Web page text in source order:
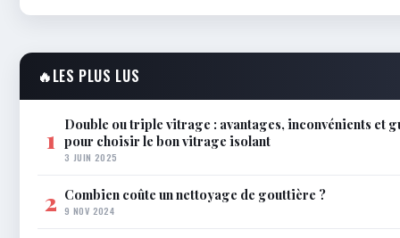
🔥LES PLUS LUS
1 Double ou triple vitrage : avantages, inconvénients et
pour choisir le bon vitrage isolant
3 JUIN 2025
2 Combien coûte un nettoyage de gouttière ?
9 NOV 2024